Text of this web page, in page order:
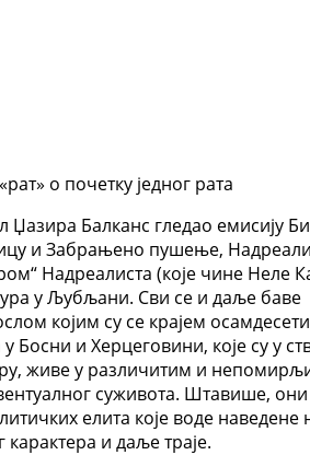
о почетку једног рата
Балканс гледао емисију
и Забрањено пушење,
Надреалиста (које чине
у Љубљани. Сви се и даље баве
којим су се крајем
у Босни и Херцеговини, које су у
живе у различитим и
суживота. Штавише,
елита које воде
и даље траје.